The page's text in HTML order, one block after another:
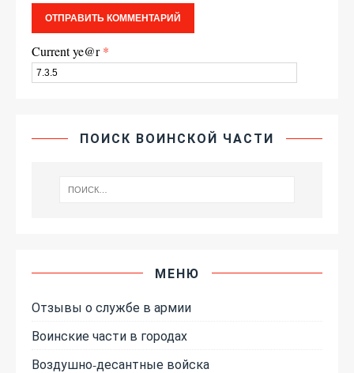
Current ye@r*
ПОИСК ВОИНСКОЙ ЧАСТИ
МЕНЮ
Отзывы о службе в армии
Воинские части в городах
Воздушно-десантные войска